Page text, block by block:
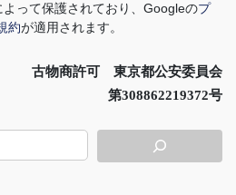
よって保護されており、 Googleのプ
約が適用されます。
古物商許可 東京都公安委員会
第308862219372号